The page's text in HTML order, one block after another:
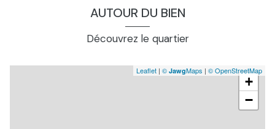
AUTOUR DU BIEN
Découvrez le quartier
+
−
Leaflet | © JawgMaps | © OpenStreetMap